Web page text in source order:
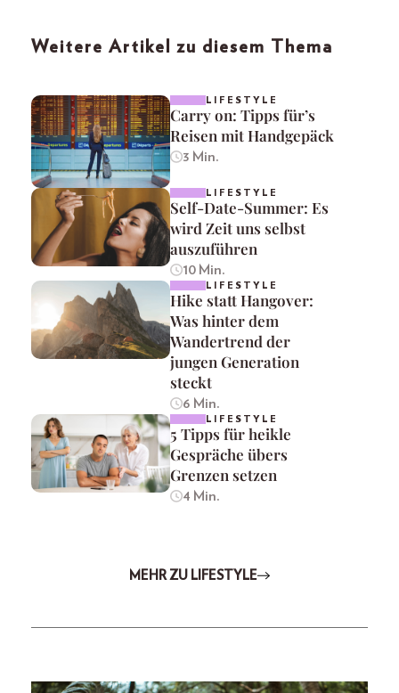
Weitere Artikel zu diesem Thema
LIFESTYLE
Carry on: Tipps für’s
Reisen mit Handgepäck
3 Min.
LIFESTYLE
Self-Date-Summer: Es
wird Zeit uns selbst
auszuführen
10 Min.
LIFESTYLE
Hike statt Hangover:
Was hinter dem
Wandertrend der
jungen Generation
steckt
6 Min.
LIFESTYLE
5 Tipps für heikle
Gespräche übers
Grenzen setzen
4 Min.
MEHR ZU LIFESTYLE